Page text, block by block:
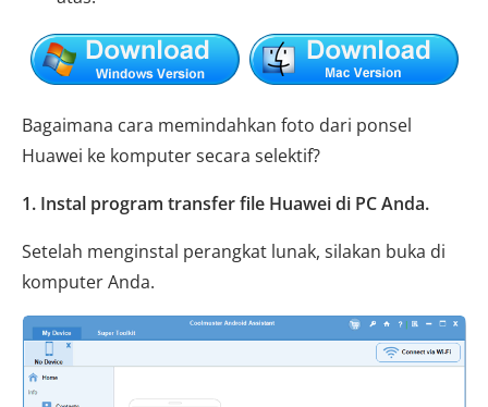
Bagaimana cara memindahkan foto dari ponsel
Huawei ke komputer secara selektif?
1. Instal program transfer file Huawei di PC Anda.
Setelah menginstal perangkat lunak, silakan buka di
komputer Anda.